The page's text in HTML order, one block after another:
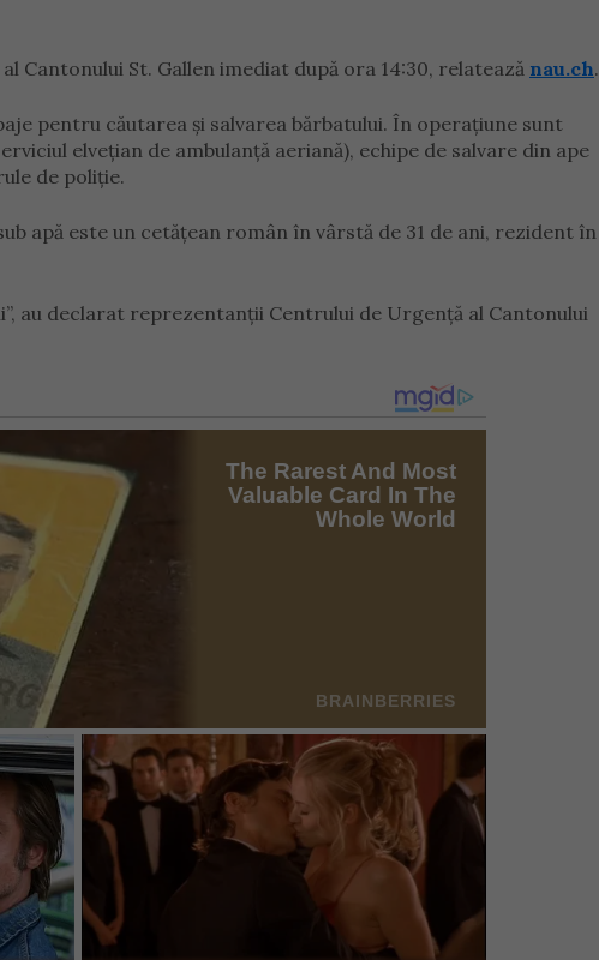
St. Gallen imediat după ora 14:30, relatează nau.ch.
pentru căutarea și salvarea bărbatului. În operațiune sunt
elvețian de ambulanță aeriană), echipe de salvare din ape
de poliție.
apă este un cetățean român în vârstă de 31 de ani, rezident în
au declarat reprezentanții Centrului de Urgență al Cantonului